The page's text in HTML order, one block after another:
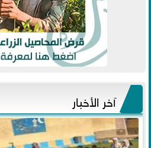
آخر الأخبار